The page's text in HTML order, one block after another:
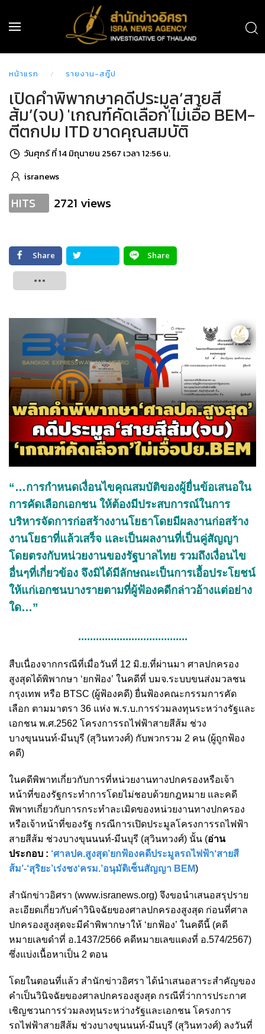
หน้าแรก รายงาน-สกู๊ป
เปิดคำพิพากษาคดีประมูล‘สายสี
ส้ม’(จบ) 'เกณฑ์คัดเลือก'ไม่เอื้อ BEM-
ตีตกปม ITD ขาดคุณสมบัติ
วันศุกร์ ที่ 14 มิถุนายน 2567 เวลา 12:56 น.
isranews
HITS 2721 views
Share
Share
“…การกำหนดเงื่อนไขคุณสมบัติของผู้ยื่นข้อเสนอใน
การคัดเลือกเอกชน ให้ต้องมีประสบการณ์ในการ
บริหารจัดการก่อสร้างงานโยธาโดยมีผลงานก่อสร้าง
งานโยธาที่แล้วเสร็จ และเป็นผลงานที่เป็นคู่สัญญา
โดยตรงกับหน่วยงานของรัฐบาลไทย รวมถึงเงื่อนไข
อื่นๆที่เกี่ยวข้อง จึงมิได้มีลักษณะเป็นการเอื้อประโยชน์
ให้แก่เอกชนบางรายตามที่ผู้ฟ้องคดีกล่าวอ้างแต่อย่าง
ใด…”
.....................................
สืบเนื่องจากกรณีที่เมื่อวันที่ 12 มิ.ย.ที่ผ่านมา ศาลปกครอง
สูงสุดได้พิพากษา ‘ยกฟ้อง’ ในคดีที่ บมจ.ระบบขนส่งมวลชน
กรุงเทพ หรือ BTSC (ผู้ฟ้องคดี) ยื่นฟ้องคณะกรรมการคัด
เลือก ตามมาตรา 36 แห่ง พ.ร.บ.การร่วมลงทุนระหว่างรัฐและ
เอกชน พ.ศ.2562 โครงการรถไฟฟ้าสายสีส้ม ช่วง
บางขุนนนท์-มีนบุรี (สุวินทวงศ์) กับพวกรวม 2 คน (ผู้ถูกฟ้อง
คดี)
ในคดีพิพาทเกี่ยวกับการที่หน่วยงานทางปกครองหรือเจ้า
หน้าที่ของรัฐกระทำการโดยไม่ชอบด้วยกฎหมาย และคดี
พิพาทเกี่ยวกับการกระทำละเมิดของหน่วยงานทางปกครอง
หรือเจ้าหน้าที่ของรัฐ กรณีการเปิดประมูลโครงการรถไฟฟ้า
สายสีส้ม ช่วงบางขุนนนท์-มีนบุรี (สุวินทวงศ์) นั้น (อ่าน
ประกอบ : ‘ศาลปค.สูงสุด’ยกฟ้องคดีประมูลรถไฟฟ้า‘สายสี
ส้ม’-‘สุริยะ’เร่งชง‘ครม.’อนุมัติเซ็นสัญญา BEM)
สำนักข่าวอิศรา (www.isranews.org) จึงขอนำเสนอสรุปราย
ละเอียดเกี่ยวกับคำวินิจฉัยของศาลปกครองสูงสุด ก่อนที่ศาล
ปกครองสูงสุดจะมีคำพิพากษาให้ ‘ยกฟ้อง’ ในคดีนี้ (คดี
หมายเลขดำที่ อ.1437/2566 คดีหมายเลขแดงที่ อ.574/2567)
ซึ่งแบ่งเนื้อหาเป็น 2 ตอน
โดยในตอนที่แล้ว สำนักข่าวอิศรา ได้นำเสนอสาระสำคัญของ
คำเป็นวินิจฉัยของศาลปกครองสูงสุด กรณีที่ว่าการประกาศ
เชิญชวนการร่วมลงทุนระหว่างรัฐและเอกชน โครงการ
รถไฟฟ้าสายสีส้ม ช่วงบางขุนนนท์-มีนบุรี (สุวินทวงศ์) ลงวันที่